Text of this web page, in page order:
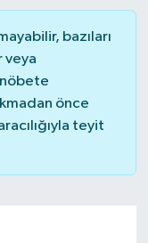
bazıları
veya
önce
teyit